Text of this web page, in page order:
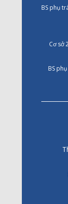
BS phụ
Cơ sở
BS